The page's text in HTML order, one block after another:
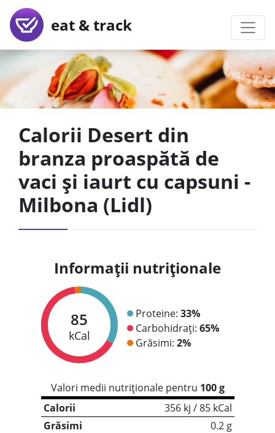
eat & track
Calorii Desert din
branza proaspătă de
vaci și iaurt cu capsuni -
Milbona (Lidl)
Informații nutriționale
85
kCal
Proteine: 33%
Carbohidrați: 65%
Grăsimi: 2%
Valori medii nutriționale pentru 100 g
Calorii
356 kj / 85 kCal
Grăsimi
0.2 g